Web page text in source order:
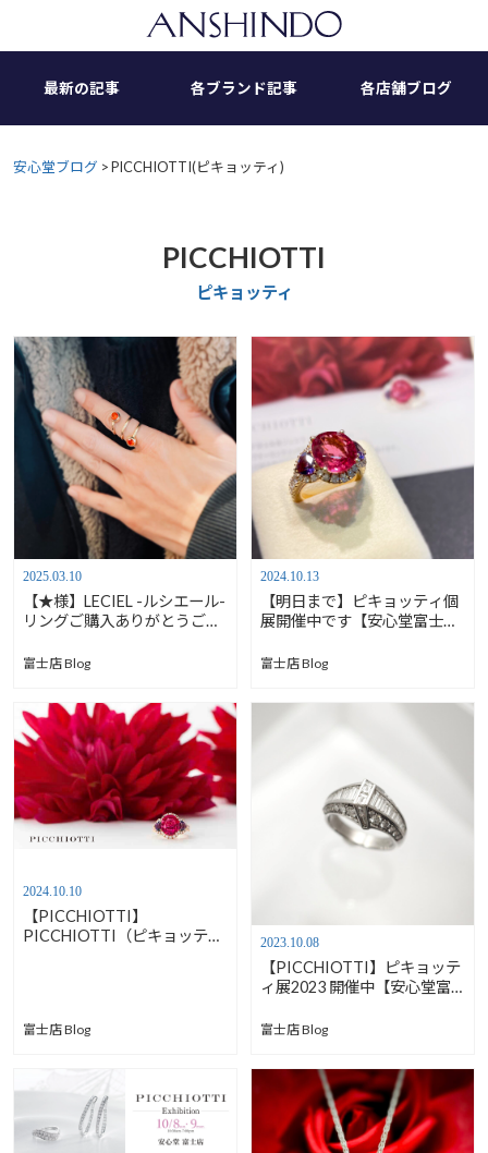
最新の記事 各ブランド記事 各店舗ブログ
安心堂ブログ >PICCHIOTTI(ピキョッティ)
PICCHIOTTI
ピキョッティ
2025.03.10
【★様】LECIEL -ルシエール-
リングご購入ありがとうござ
富士店 Blog
2024.10.13
【明日まで】ピキョッティ個
展開催中です【安心堂富士
富士店 Blog
2024.10.10
【PICCHIOTTI】
PICCHIOTTI（ピキョッテ
富士店 Blog
2023.10.08
【PICCHIOTTI】ピキョッテ
ィ展2023 開催中【安心堂富
富士店 Blog